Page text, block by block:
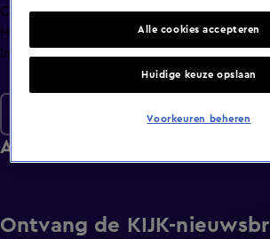
Clips
Hoe is het nu met?
Info
Afleveringen
Ontvang de KIJK-
Alle cookies accepteren
Huidige keuze opslaan
Voorkeuren beheren